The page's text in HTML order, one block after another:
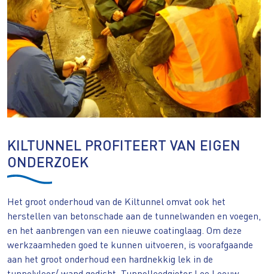
KILTUNNEL PROFITEERT VAN EIGEN
ONDERZOEK
Het groot onderhoud van de Kiltunnel omvat ook het
herstellen van betonschade aan de tunnelwanden en voegen,
en het aanbrengen van een nieuwe coatinglaag. Om deze
werkzaamheden goed te kunnen uitvoeren, is voorafgaande
aan het groot onderhoud een hardnekkig lek in de